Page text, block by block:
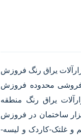
یراق رنگ فروزش
فروشی محدوده فروزش
یراق رنگ منطقه
ساختمان در فروزش
و غلتک-کاردک و لیسه-